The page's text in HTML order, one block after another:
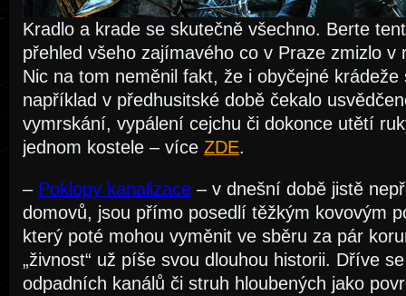
Kradlo a krade se skutečně všechno. Berte
přehled všeho zajímavého co v Praze zmizlo v
Nic na tom neměnil fakt, že i obyčejné
například v předhusitské době čekalo
vymrskání, vypálení cejchu či dokonce utětí
jednom kostele – více ZDE.
– Poklopy kanalizace – v dnešní době jistě
domovů, jsou přímo posedlí těžkým kovovým
který poté mohou vyměnit ve sběru za pár
„živnost“ už píše svou dlouhou historii. Dříve
odpadních kanálů či struh hloubených jako